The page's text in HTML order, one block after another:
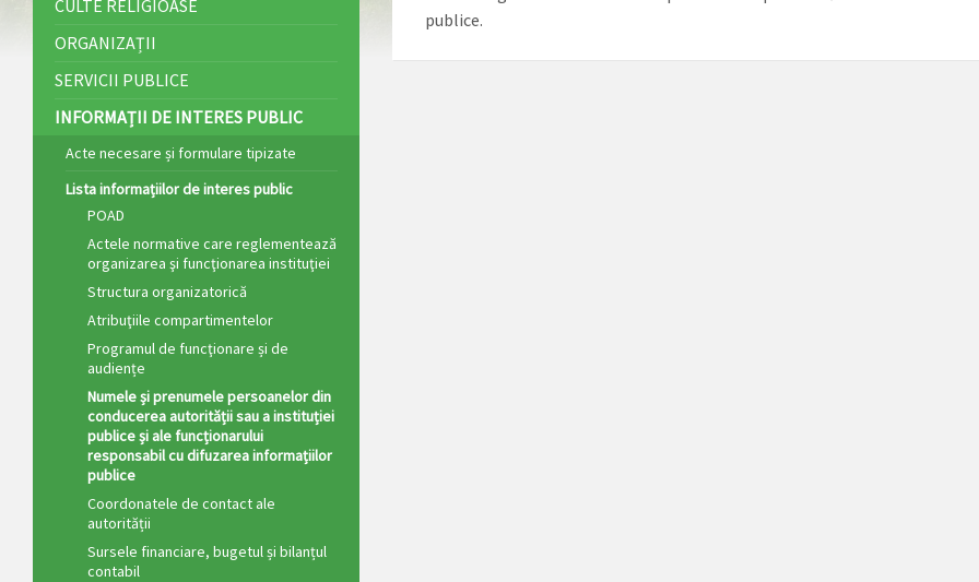
publice.
CULTE RELIGIOASE
ORGANIZAȚII
SERVICII PUBLICE
INFORMAȚII DE INTERES PUBLIC
Acte necesare și formulare tipizate
Lista informațiilor de interes public
POAD
Actele normative care reglementează
organizarea şi funcţionarea instituţiei
Structura organizatorică
Atribuţiile compartimentelor
Programul de funcţionare și de
audiențe
Numele și prenumele persoanelor din
conducerea autorității sau a instituției
publice și ale funcționarului
responsabil cu difuzarea informațiilor
publice
Coordonatele de contact ale
autorității
Sursele financiare, bugetul și bilanțul
contabil